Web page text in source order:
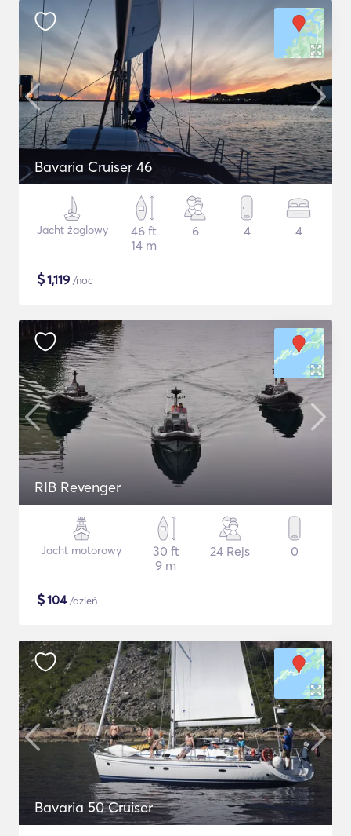
Bavaria Cruiser 46
Jacht żaglowy
46 ft
14 m
6 4 4
$1,119 /noc
RIB Revenger
Jacht motorowy
30 ft
9 m
24 Rejs 0
$104/dzień
Bavaria 50 Cruiser